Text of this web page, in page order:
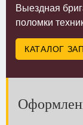
Выездная
поломки
КАТАЛОГ